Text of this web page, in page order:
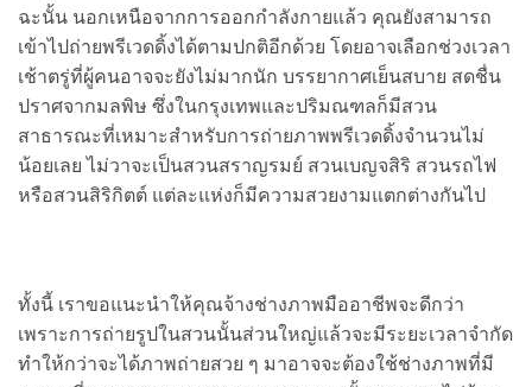
ฉะนั้น นอกเหนือจากการออกกำลังกายแล้ว คุณยังสามารถ
เข้าไปถ่ายพรีเวดดิ้งได้ตามปกติอีกด้วย โดยอาจเลือกช่วงเวลา
เช้าตรู่ที่ผู้คนอาจจะยังไม่มากนัก บรรยากาศเย็นสบาย สดชื่น
ปราศจากมลพิษ ซึ่งในกรุงเทพและปริมณฑลก็มีสวน
สาธารณะที่เหมาะสำหรับการถ่ายภาพพรีเวดดิ้งจำนวนไม่
น้อยเลย ไม่วาจะเป็นสวนสราญรมย์ สวนเบญจสิริ สวนรถไฟ
หรือสวนสิริกิตต์ แต่ละแห่งก็มีความสวยงามแตกต่างกันไป
ทั้งนี้ เราขอแนะนำให้คุณจ้างช่างภาพมืออาชีพจะดีกว่า
เพราะการถ่ายรูปในสวนนั้นส่วนใหญ่แล้วจะมีระยะเวลาจำกัด
ทำให้กว่าจะได้ภาพถ่ายสวย ๆ มาอาจจะต้องใช้ช่างภาพที่มี